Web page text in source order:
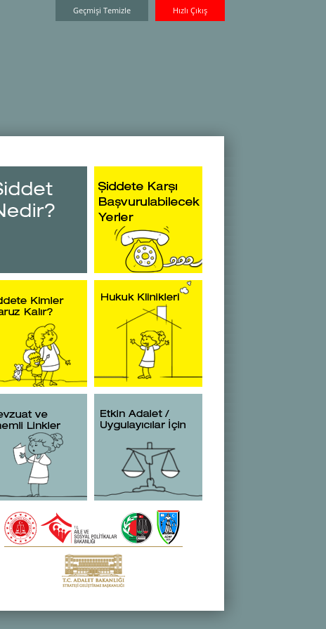
Hızlı Çıkış
Geçmişi Temizle